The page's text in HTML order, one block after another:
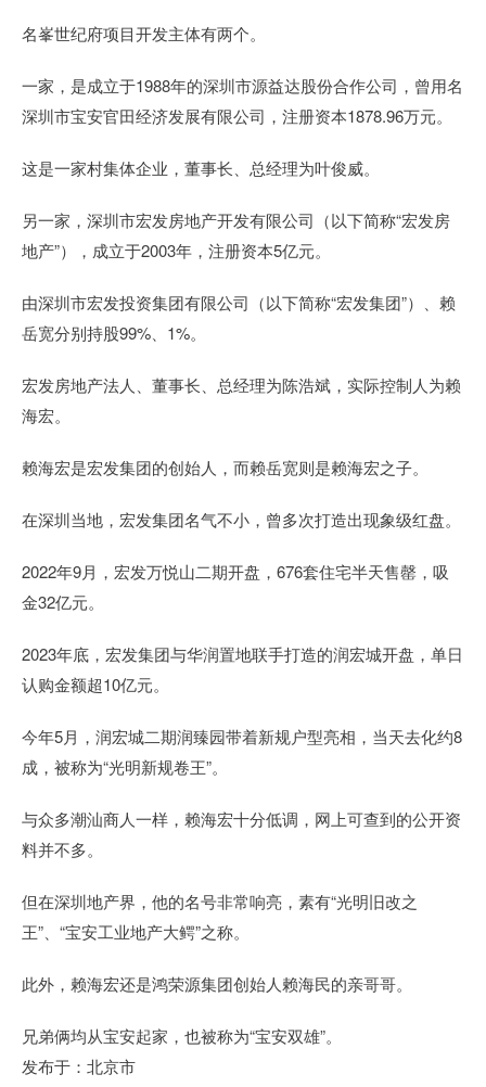
名峯世纪府项目开发主体有两个。
一家，是成立于1988年的深圳市源益达股份合作公司，曾用名
深圳市宝安官田经济发展有限公司，注册资本1878.96万元。
这是一家村集体企业，董事长、总经理为叶俊威。
另一家，深圳市宏发房地产开发有限公司（以下简称“宏发房
地产”），成立于2003年，注册资本5亿元。
由深圳市宏发投资集团有限公司（以下简称“宏发集团”）、赖
岳宽分别持股99%、1%。
宏发房地产法人、董事长、总经理为陈浩斌，实际控制人为赖
海宏。
赖海宏是宏发集团的创始人，而赖岳宽则是赖海宏之子。
在深圳当地，宏发集团名气不小，曾多次打造出现象级红盘。
2022年9月，宏发万悦山二期开盘，676套住宅半天售罄，吸
金32亿元。
2023年底，宏发集团与华润置地联手打造的润宏城开盘，单日
认购金额超10亿元。
今年5月，润宏城二期润臻园带着新规户型亮相，当天去化约8
成，被称为“光明新规卷王”。
与众多潮汕商人一样，赖海宏十分低调，网上可查到的公开资
料并不多。
但在深圳地产界，他的名号非常响亮，素有“光明旧改之
王”、“宝安工业地产大鳄”之称。
此外，赖海宏还是鸿荣源集团创始人赖海民的亲哥哥。
兄弟俩均从宝安起家，也被称为“宝安双雄”。
发布于：北京市